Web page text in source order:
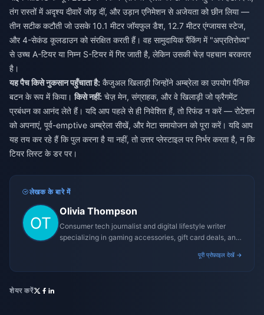
तंग रास्तों में अदृश्य दीवारें जोड़ दीं, और उड़ान एनिमेशन से अजेयता को छीन लिया —
तीन सटीक कटौती जो उसके 10.1 मीटर जॉयफुल डैश, 12.7 मीटर एंग्जायस स्टेज,
और 4-सेकंड कूलडाउन को संरक्षित करती हैं। वह सामुदायिक रैंकिंग में "अप्रतिरोध्य"
से उच्च A-टियर या निम्न S-टियर में गिर जाती है, लेकिन उसकी चेज़ पहचान बरकरार
है।
यह पैच किसे नुकसान पहुँचाता है: कैजुअल खिलाड़ी जिन्होंने अम्ब्रेला का उपयोग पैनिक
बटन के रूप में किया।किसे नहीं: चेज़ मेन, संग्राहक, और वे खिलाड़ी जो फ्रैगमेंट
प्रबंधन का आनंद लेते हैं। यदि आप पहले से ही निवेशित हैं, तो रिफंड न करें — रोटेशन
को अपनाएं, पूर्व-emptive अम्ब्रेला सीखें, और मेटा समायोजन को पूरा करें। यदि आप
यह तय कर रहे हैं कि पुल करना है या नहीं, तो उत्तर प्लेस्टाइल पर निर्भर करता है, न कि
टियर लिस्ट के डर पर।
लेखक के बारे में
Olivia Thompson
Consumer tech journalist and digital lifestyle writer
specializing in gaming accessories, gift card deals, and
पूरी प्रोफ़ाइल देखें →
शेयर करें